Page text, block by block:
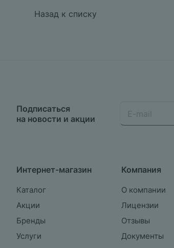
Назад к списку
Подписаться
на новости и акции
Интернет-магазин
Каталог
Акции
Бренды
Услуги
Компания
О компании
Лицензии
Отзывы
Документы